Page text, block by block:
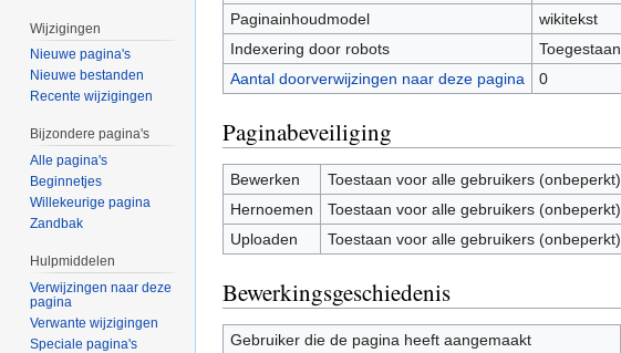
Paginainhoudmodel
wikitekst
Indexering door robots
Toegestaan
Aantal doorverwijzingen naar deze pagina
0
Paginabeveiliging
Bewerken
Toestaan voor alle gebruikers (onbeperkt)
Hernoemen
Toestaan voor alle gebruikers (onbeperkt)
Uploaden
Toestaan voor alle gebruikers (onbeperkt)
Bewerkingsgeschiedenis
Gebruiker die de pagina heeft aangemaakt
Wijzigingen
Nieuwe pagina's
Nieuwe bestanden
Recente wijzigingen
Bijzondere pagina's
Alle pagina's
Beginnetjes
Willekeurige pagina
Zandbak
Hulpmiddelen
Verwijzingen naar deze
pagina
Verwante wijzigingen
Speciale pagina's